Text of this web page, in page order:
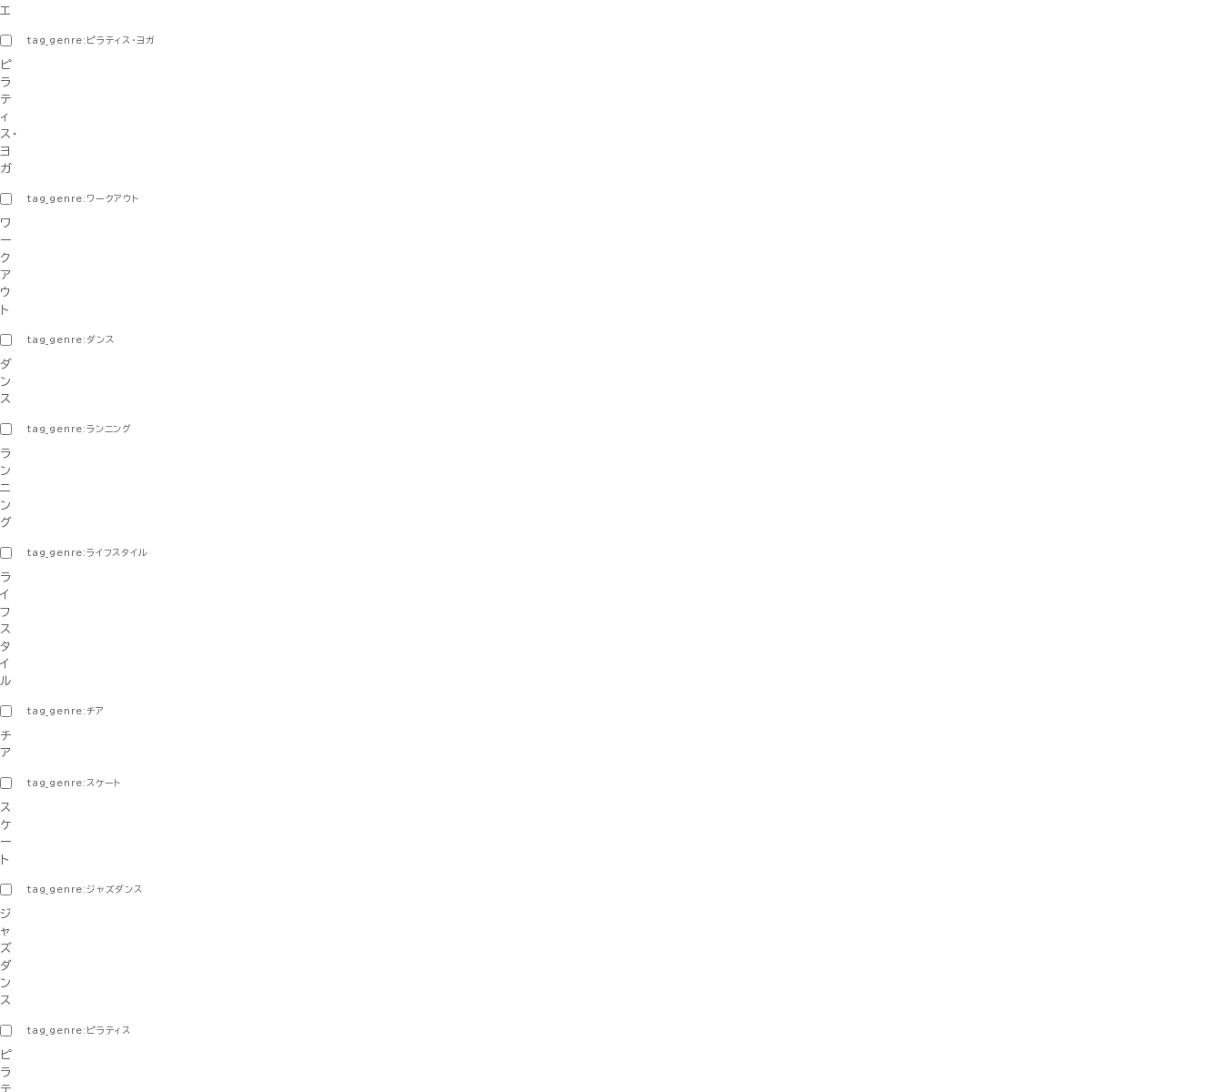
エ
tag_genre:ピラティス・ヨガ
ピ
ラ
テ
ィ
ス・
ヨ
ガ
tag_genre:ワークアウト
ワ
ー
ク
ア
ウ
ト
tag_genre:ダンス
ダ
ン
ス
tag_genre:ランニング
ラ
ン
ニ
ン
グ
tag_genre:ライフスタイル
ラ
イ
フ
ス
タ
イ
ル
tag_genre:チア
チ
ア
tag_genre:スケート
ス
ケ
ー
ト
tag_genre:ジャズダンス
ジ
ャ
ズ
ダ
ン
ス
tag_genre:ピラティス
ピ
ラ